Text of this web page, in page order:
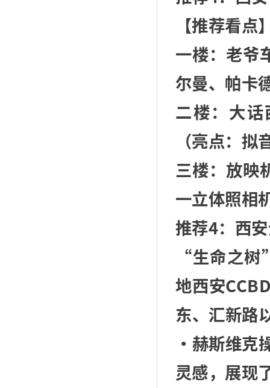
【推荐看点
一楼：老爷
尔曼、帕
二楼：大
（亮点：
三楼：放映
一立体照相
推荐4：西
“生命之
地西安
东、汇新路
·赫斯维克
灵感，展现